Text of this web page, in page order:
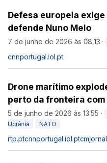
Defesa europeia exige
defende Nuno Melo
7 de junho de 2026 às 08:13 ·
cnnportugal.iol.pt
Drone marítimo
perto da fronteira com
5 de junho de 2026 às 13:55 ·
Ucrânia
NATO
rtp.ptcnnportugal.iol.pt